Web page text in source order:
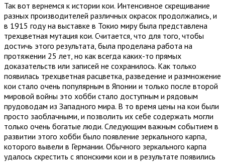
Так вот вернемся к истории кои. Интенсивное скрещивание
разных производителей различных окрасок продолжались, и
в 1915 году на выставке в Токио миру была представлена
трехцветная мутация кои. Считается, что для того, чтобы
достичь этого результата, была проделана работа на
протяжении 25 лет, но как всегда каких-то прямых
доказательств или записей не сохранилось. Как только
появилась трехцветная расцветка, разведение и размножение
кои стало очень популярным в Японии и только после второй
мировой войны это хобби стало доступным и рядовым
прудоводам из Западного мира. В то время цены на кои были
просто заоблачными, и позволить их себе содержать могли
только очень богатые люди. Следующим важным событием в
развитии этого хобби было появление зеркального карпа,
которого вывели в Германии. Обычного зеркального карпа
удалось скрестить с японскими кои и в результате появились